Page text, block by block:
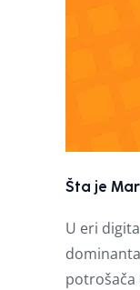
Šta je
U eri
potrošača